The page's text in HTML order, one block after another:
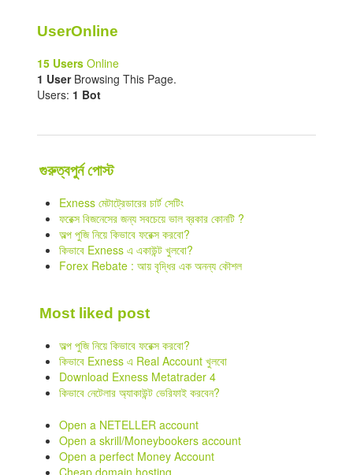
UserOnline
15 Users Online
1 UserBrowsing This Page.
Users: 1 Bot
গুরুত্বপুর্ন পোস্ট
Exness মেটাট্রেডারের চার্ট সেটিং
ফরেক্স বিজনেসের জন্য সবচেয়ে ভাল ব্রকার কোনটি ?
অল্প পুজি নিয়ে কিভাবে ফরেক্স করবো?
কিভাবে Exness এ একাউন্ট খুলবো?
Forex Rebate : আয় বৃদ্ধির এক অনন্য কৌশল
Most liked post
অল্প পুজি নিয়ে কিভাবে ফরেক্স করবো?
কিভাবে Exness এ Real Account খুলবো
Download Exness Metatrader 4
কিভাবে নেটেলার অ্যাকাউন্ট ভেরিফাই করবেন?
Open a NETELLER account
Open a skrill/Moneybookers account
Open a perfect Money Account